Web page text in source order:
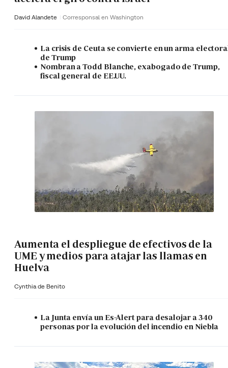
David Alandete Corresponsal en Washington
La crisis de Ceuta se convierte en un arma
de Trump
Nombran a Todd Blanche, exabogado de Trump,
fiscal general de EE.UU.
Aumenta el despliegue de efectivos de la
UME y medios para atajar las llamas en
Huelva
Cynthia de Benito
La Junta envía un Es-Alert para desalojar a 340
personas por la evolución del incendio en Niebla